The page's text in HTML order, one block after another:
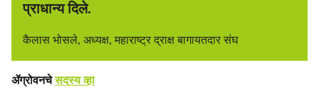
प्राधान्य दिले.
कैलास भोसले, अध्यक्ष, महाराष्ट्र द्राक्ष बागायतदार संघ
ॲग्रोवनचेसदस्य व्हा